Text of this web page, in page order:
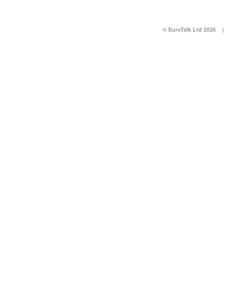
© EuroTalk Ltd 2026 |